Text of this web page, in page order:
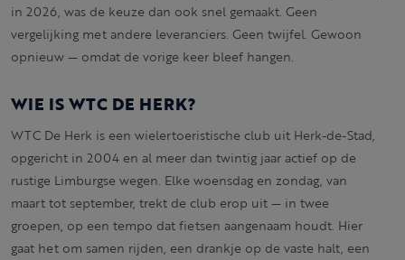
in 2026, was de keuze dan ook snel gemaakt. Geen
vergelijking met andere leveranciers. Geen twijfel. Gewoon
opnieuw — omdat de vorige keer bleef hangen.
WIE IS WTC DE HERK?
WTC De Herk is een wielertoeristische club uit Herk-de-Stad,
opgericht in 2004 en al meer dan twintig jaar actief op de
rustige Limburgse wegen. Elke woensdag en zondag, van
maart tot september, trekt de club erop uit — in twee
groepen, op een tempo dat fietsen aangenaam houdt. Hier
gaat het om samen rijden, een drankje op de vaste halt, een